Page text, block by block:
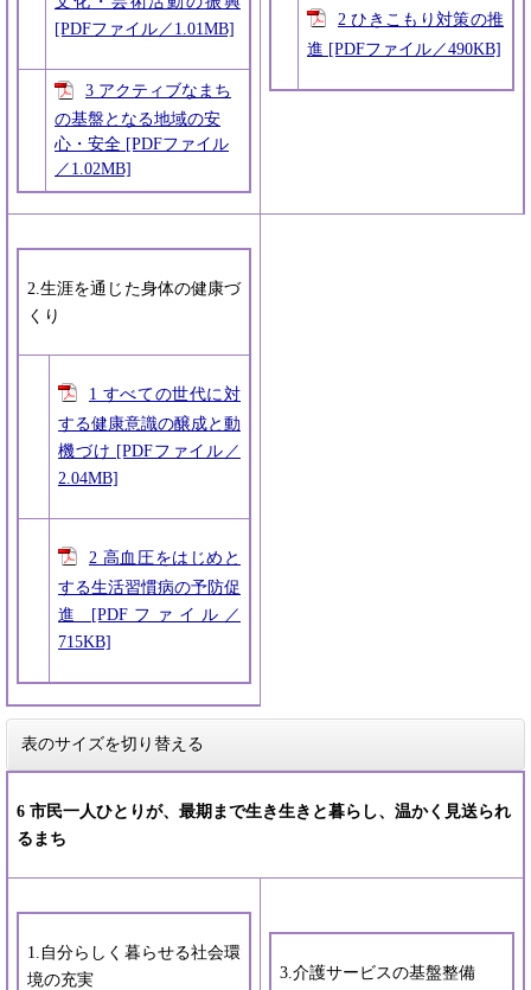
[PDFファイル／1.01MB]
3 アクティブなまち
の基盤となる地域の安
心・安全 [PDFファイル
／1.02MB]
2 ひきこもり対策の推
進 [PDFファイル／490KB]
2.生涯を通じた身体の健康づ
くり
1 すべての世代に対
する健康意識の醸成と動
機づけ [PDFファイル／
2.04MB]
2 高血圧をはじめと
する生活習慣病の予防促
進 [PDFファイル／
715KB]
表のサイズを切り替える
6 市民一人ひとりが、最期まで生き生きと暮らし、温かく見送られ
るまち
1.自分らしく暮らせる社会環
境の充実
3.介護サービスの基盤整備